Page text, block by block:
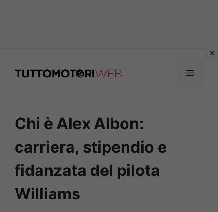
Menu
Chi è Alex Albon:
carriera, stipendio e
fidanzata del pilota
Williams